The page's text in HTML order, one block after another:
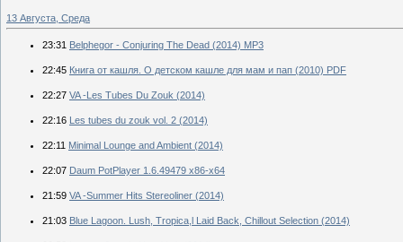
13 Августа, Среда
23:31 Belphegor - Conjuring The Dead (2014) MP3
22:45 Книга от кашля. О детском кашле для мам и пап (2010) PDF
22:27 VA -Les Tubes Du Zouk (2014)
22:16 Les tubes du zouk vol. 2 (2014)
22:11 Minimal Lounge and Ambient (2014)
22:07 Daum PotPlayer 1.6.49479 x86-x64
21:59 VA -Summer Hits Stereoliner (2014)
21:03 Blue Lagoon. Lush, Tropica,l Laid Back, Chillout Selection (2014)